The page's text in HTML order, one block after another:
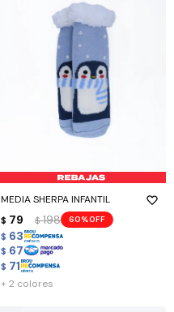
MEDIA SHERPA INFANTIL
$ 79 $ 198 60
$ 63
$ 67
$ 71
+ 2 colores